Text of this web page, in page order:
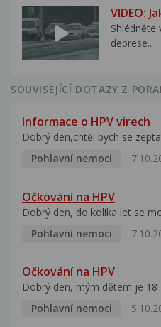
VIDEO:
Shlédněte
deprese..
SOUVISEJÍCÍ DOTAZY Z
Informace o HPV virech
Dobrý den,chtěl bych se
Pohlavní nemoci
Očkování na HPV
Dobrý den, do kolika let se
Pohlavní nemoci
Očkování na HPV
Dobrý den, mým dětem je 18
Pohlavní nemoci